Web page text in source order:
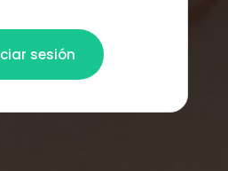
sesión